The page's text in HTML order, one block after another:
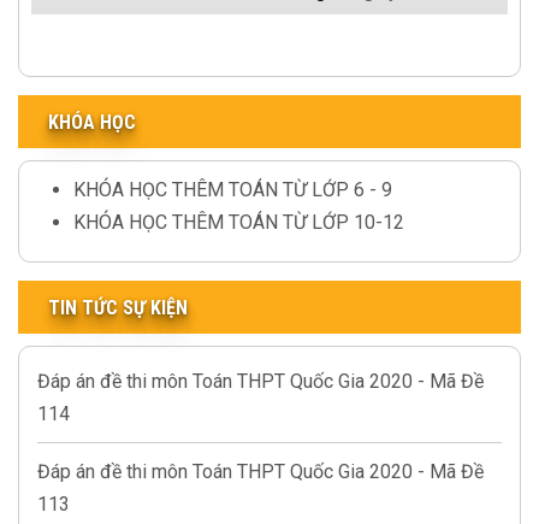
KHÓA HỌC
KHÓA HỌC THÊM TOÁN TỪ LỚP 6 - 9
KHÓA HỌC THÊM TOÁN TỪ LỚP 10-12
TIN TỨC SỰ KIỆN
Đáp án đề thi môn Toán THPT Quốc Gia 2020 - Mã Đề
114
Đáp án đề thi môn Toán THPT Quốc Gia 2020 - Mã Đề
113